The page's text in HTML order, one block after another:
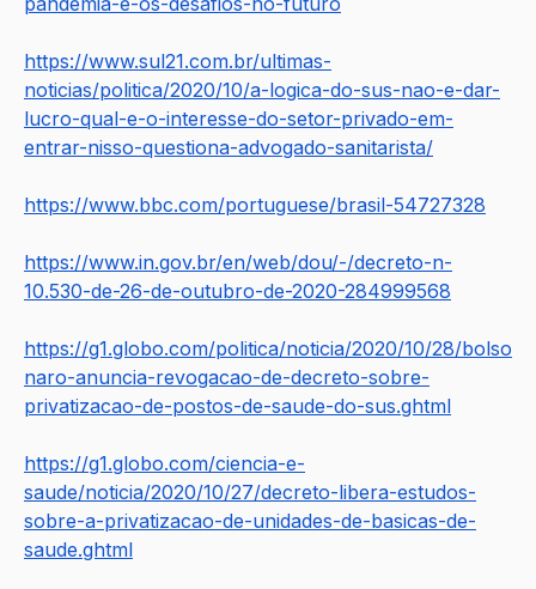
https://www.sul21.com.br/ultimas-
noticias/politica/2020/10/a-logica-do-sus-nao-e-dar-
lucro-qual-e-o-interesse-do-setor-privado-em-
entrar-nisso-questiona-advogado-sanitarista/
https://www.bbc.com/portuguese/brasil-54727328
https://www.in.gov.br/en/web/dou/-/decreto-n-
10.530-de-26-de-outubro-de-2020-284999568
https://g1.globo.com/politica/noticia/2020/10/28/bolso
naro-anuncia-revogacao-de-decreto-sobre-
privatizacao-de-postos-de-saude-do-sus.ghtml
https://g1.globo.com/ciencia-e-
saude/noticia/2020/10/27/decreto-libera-estudos-
sobre-a-privatizacao-de-unidades-de-basicas-de-
saude.ghtml